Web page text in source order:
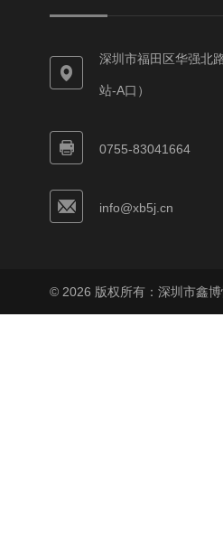
深圳市福田区华强北
站-A口）
0755-83041664
info@xb5j.cn
© 2026 版权所有：深圳市鑫